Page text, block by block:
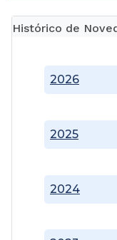
Histórico de
2024
2025
2026